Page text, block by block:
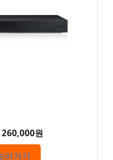
260,000원
러가기